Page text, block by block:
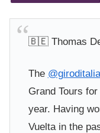
🇧🇪 Thomas
The @giroditalia
Grand Tours for
year. Having
Vuelta in the